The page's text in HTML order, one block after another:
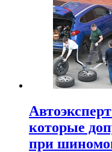
которые
при